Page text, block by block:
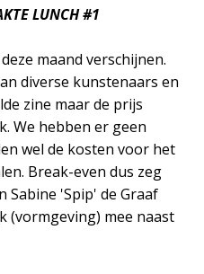
LUNCH #1
maand verschijnen.
diverse kunstenaars en
zine maar de prijs
We hebben er geen
wel de kosten voor het
Break-even dus zeg
Sabine 'Spip' de Graaf
(vormgeving) mee naast